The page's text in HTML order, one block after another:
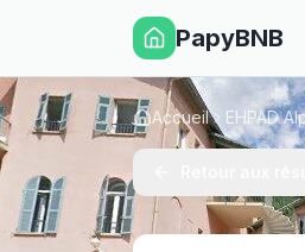
PapyBNB
Accueil EHPAD